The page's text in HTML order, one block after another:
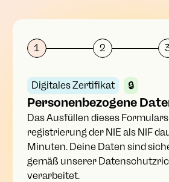
1 2
Digitales Zertifikat 🔒
Personenbezogene
Das Ausfüllen dieses
registrierung der NIE als NIF
Minuten. Deine Daten sind
gemäß unserer
verarbeitet.